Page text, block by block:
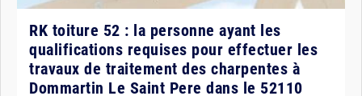
RK toiture 52 : la personne ayant les
qualifications requises pour effectuer les
travaux de traitement des charpentes à
Dommartin Le Saint Pere dans le 52110